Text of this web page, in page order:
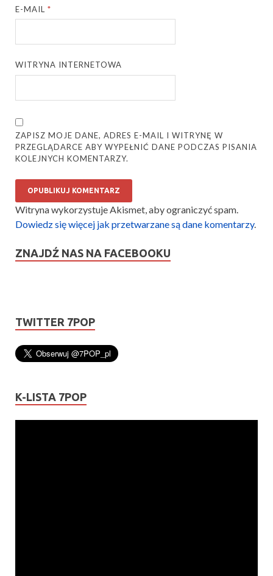
E-MAIL*
WITRYNA INTERNETOWA
ZAPISZ MOJE DANE, ADRES E-MAIL I WITRYNĘ W
PRZEGLĄDARCE ABY WYPEŁNIĆ DANE PODCZAS PISANIA
KOLEJNYCH KOMENTARZY.
Witryna wykorzystuje Akismet, aby ograniczyć spam.
Dowiedz się więcej jak przetwarzane są dane komentarzy.
ZNAJDŹ NAS NA FACEBOOKU
TWITTER 7POP
K-LISTA 7POP